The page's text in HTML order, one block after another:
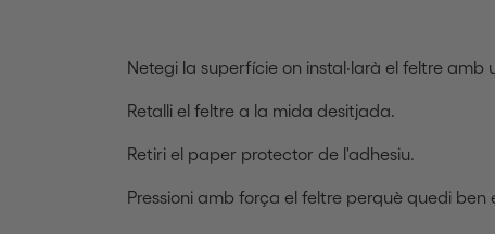
Netegi la superfície on instal·larà el feltre
Retalli el feltre a la mida desitjada.
Retiri el paper protector de l'adhesiu.
Pressioni amb força el feltre perquè quedi ben